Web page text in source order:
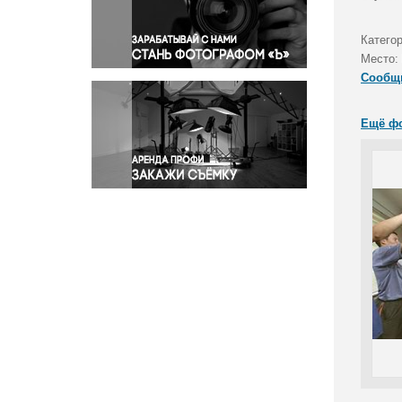
Правосудие
Происшествия и конфликты
Религия
Светская жизнь
Спорт
Экология
Экономика и бизнес
Место:
Ещё